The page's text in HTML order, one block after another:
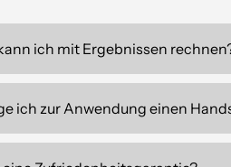
ich mit Ergebnissen
ich zur Anwendung einen